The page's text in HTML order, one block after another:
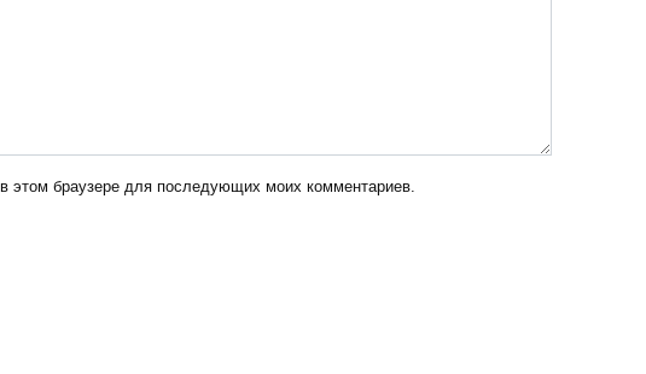
этом браузере для последующих моих комментариев.